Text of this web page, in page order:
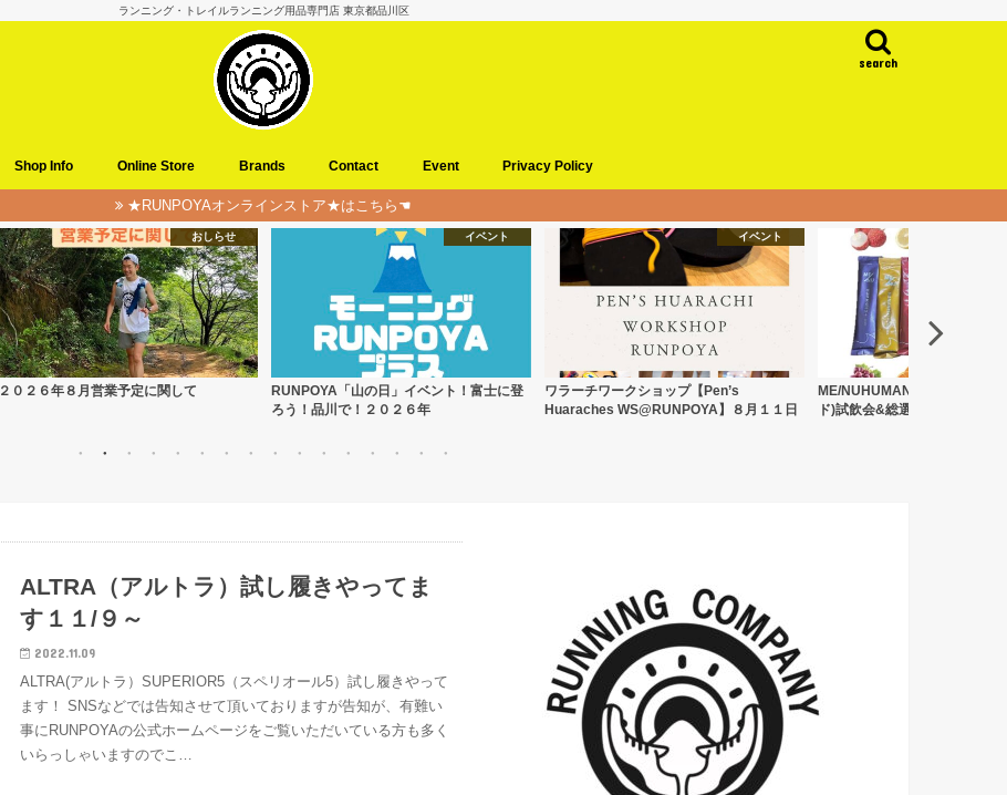
ランニング・トレイルランニング用品専門店 東京都品川区
search
Shop Info Online Store Brands Contact Event Privacy Policy
★RUNPOYAオンラインストア★はこちら☚
おしらせ
２０２６年８月営業予定に関して
イベント
RUNPOYA「山の日」イベント！富士に登
ろう！品川で！２０２６年
イベント
ワラーチワークショップ【Pen’s
Huaraches WS@RUNPOYA】８月１１日
ME/NUHUMANEED(メニュー
ド)試飲会&総選挙２０２６(終
ALTRA（アルトラ）試し履きやってま
す１１/９～
2022.11.09
ALTRA(アルトラ）SUPERIOR5（スペリオール5）試し履きやって
ます！ SNSなどでは告知させて頂いておりますが告知が、有難い
事にRUNPOYAの公式ホームページをご覧いただいている方も多く
いらっしゃいますのでこ…